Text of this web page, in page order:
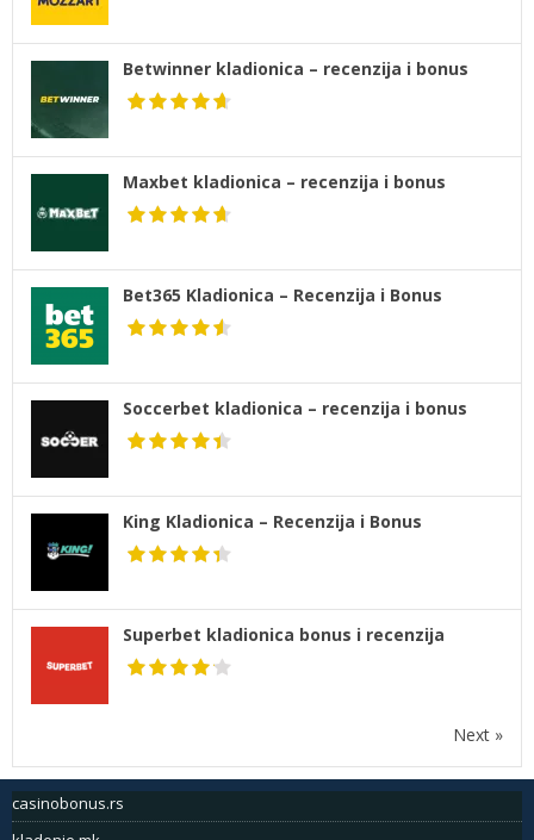
Betwinner kladionica – recenzija i bonus
Maxbet kladionica – recenzija i bonus
Bet365 Kladionica – Recenzija i Bonus
Soccerbet kladionica – recenzija i bonus
King Kladionica – Recenzija i Bonus
Superbet kladionica bonus i recenzija
Next »
casinobonus.rs